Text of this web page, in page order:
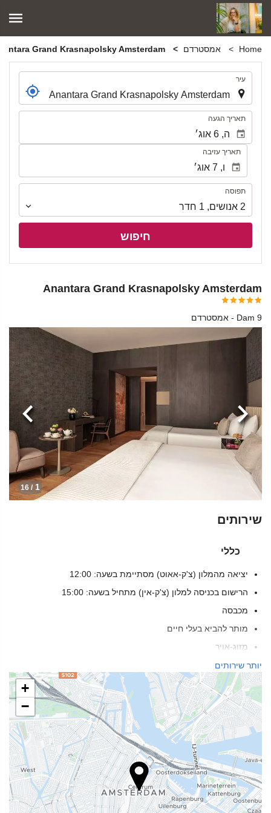
Home אמסטרדם
עיר
תאריך הגעה
תאריך עזיבה
תפוסה
תפוסה
2 אנושים,
1 חדר
חיפוש
Anantara Grand Krasnapolsky Amsterdam
Dam 9 - אמסטרדם
1
/ 16
הקודמת הבא
שירותים
כללי
יציאה מהמלון (צ'ק-אאוט) מסתיימת בשעה: 12:00
הרישום בכניסה למלון (צ'ק-אין) מתחיל בשעה: 15:00
מכבסה
מותר להביא בעלי חיים
מזוג-אויר
חימום
מעלית
אנשים עם ניידות מוגבלת
חדרים ללא לעשן
ללא-עישון בכל החללים הפרטיים והציבוריים
חדר לסובלים מאלרגיות
חדרים אטומים לרעש
מזון ומשקאות
יותר שירותים
+
−